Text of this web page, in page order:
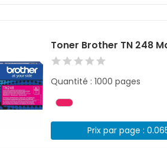
Toner Brother TN 248
Quantité : 1000 pages
Prix par page :